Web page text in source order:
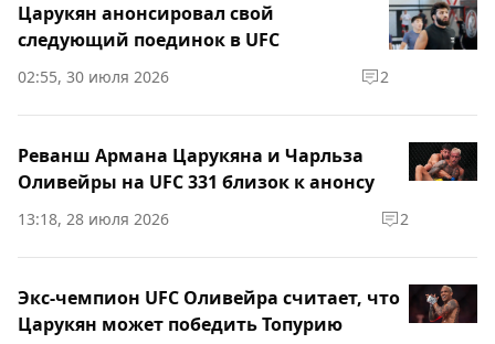
Царукян анонсировал свой
следующий поединок в UFC
02:55, 30 июля 2026 2
Реванш Армана Царукяна и Чарльза
Оливейры на UFC 331 близок к анонсу
13:18, 28 июля 2026 2
Экс-чемпион UFC Оливейра считает, что
Царукян может победить Топурию